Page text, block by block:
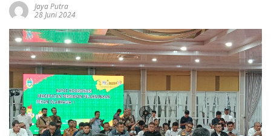
Jaya Putra
28 Juni 2024